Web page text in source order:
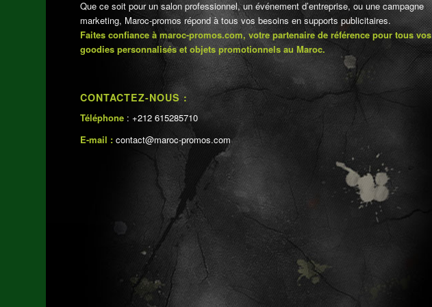
Que ce soit pour un salon professionnel, un événement d’entreprise, ou une campagne
marketing, Maroc-promos répond à tous vos besoins en supports publicitaires.
Faites confiance à maroc-promos.com, votre partenaire de référence pour tous vos
goodies personnalisés et objets promotionnels au Maroc.
CONTACTEZ-NOUS :
Téléphone : +212 615285710
E-mail : contact@maroc-promos.com